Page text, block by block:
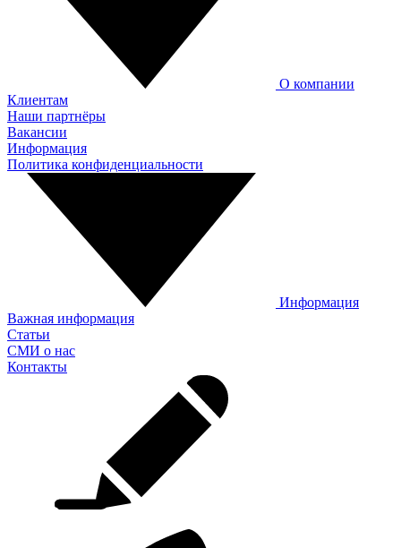
О компании
Клиентам
Наши партнёры
Вакансии
Информация
Политика конфиденциальности
Информация
Важная информация
Статьи
СМИ о нас
Контакты